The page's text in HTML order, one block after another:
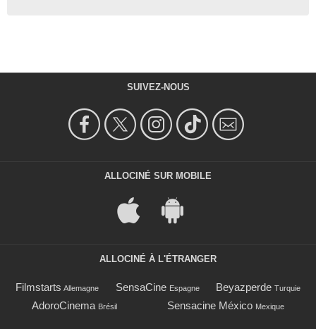
SUIVEZ-NOUS
ALLOCINÉ SUR MOBILE
ALLOCINÉ À L'ÉTRANGER
Filmstarts Allemagne SensaCine Espagne Beyazperde Turquie
AdoroCinema Brésil Sensacine México Mexique